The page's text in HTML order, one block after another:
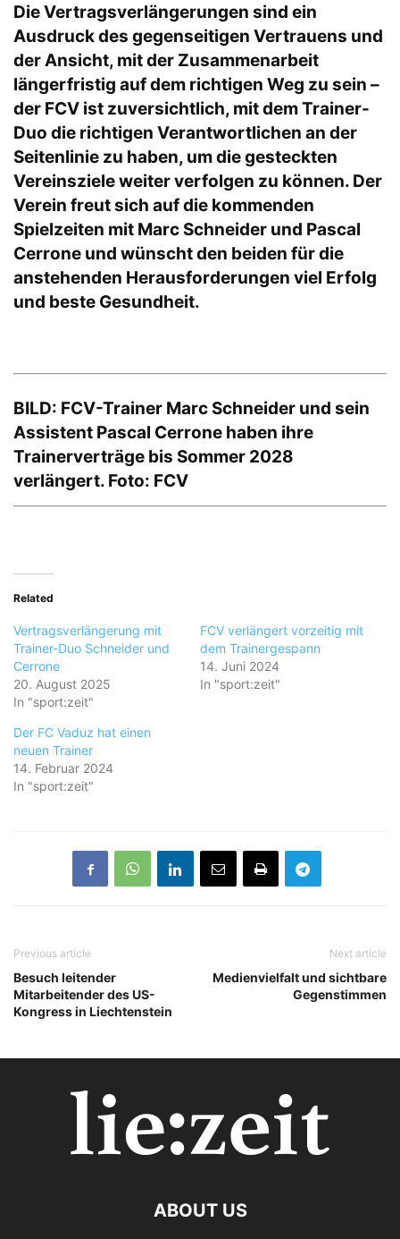
Die Vertragsverlängerungen sind ein
Ausdruck des gegenseitigen Vertrauens und
der Ansicht, mit der Zusammenarbeit
längerfristig auf dem richtigen Weg zu sein –
der FCV ist zuversichtlich, mit dem Trainer-
Duo die richtigen Verantwortlichen an der
Seitenlinie zu haben, um die gesteckten
Vereinsziele weiter verfolgen zu können. Der
Verein freut sich auf die kommenden
Spielzeiten mit Marc Schneider und Pascal
Cerrone und wünscht den beiden für die
anstehenden Herausforderungen viel Erfolg
und beste Gesundheit.
BILD: FCV-Trainer Marc Schneider und sein
Assistent Pascal Cerrone haben ihre
Trainerverträge bis Sommer 2028
verlängert. Foto: FCV
Related
Vertragsverlängerung mit
Trainer-Duo Schneider und
Cerrone
20. August 2025
In "sport:zeit"
FCV verlängert vorzeitig mit
dem Trainergespann
14. Juni 2024
In "sport:zeit"
Der FC Vaduz hat einen
neuen Trainer
14. Februar 2024
In "sport:zeit"
Previous article
Besuch leitender
Mitarbeitender des US-
Kongress in Liechtenstein
Next article
Medienvielfalt und sichtbare
Gegenstimmen
ABOUT US